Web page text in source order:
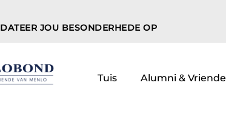
DATEER JOU BESONDERHEDE OP
Tuis Alumni & Vriende